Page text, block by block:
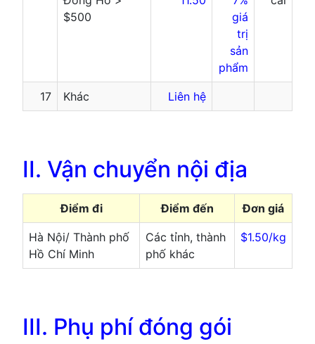
$500
giá
trị
sản
phẩm
17 Khác Liên hệ
II. Vận chuyển nội địa
Điểm đi Điểm đến Đơn giá
Hà Nội/ Thành phố
Hồ Chí Minh
Các tỉnh, thành
phố khác
$1.50/kg
III. Phụ phí đóng gói